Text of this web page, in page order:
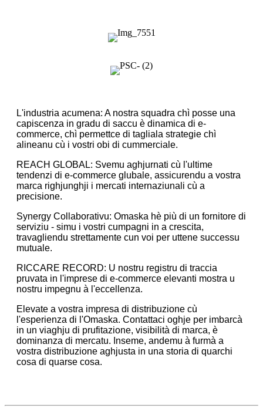
L'industria acumena: A nostra squadra chì posse una
capiscenza in gradu di saccu è dinamica di e-
commerce, chì permettce di tagliala strategie chì
alineanu cù i vostri obi di cummerciale.
REACH GLOBAL: Svemu aghjurnati cù l'ultime
tendenzi di e-commerce glubale, assicurendu a vostra
marca righjunghji i mercati internaziunali cù a
precisione.
Synergy Collaborativu: Omaska ​​hè più di un fornitore di
serviziu - simu i vostri cumpagni in a crescita,
travagliendu strettamente cun voi per uttene successu
mutuale.
RICCARE RECORD: U nostru registru di traccia
pruvata in l'imprese di e-commerce elevanti mostra u
nostru impegnu à l'eccellenza.
Elevate a vostra impresa di distribuzione cù
l'esperienza di l'Omaska. Contattaci oghje per imbarcà
in un viaghju di prufitazione, visibilità di marca, è
dominanza di mercatu. Inseme, andemu à furmà a
vostra distribuzione aghjusta in una storia di quarchi
cosa di quarse cosa.